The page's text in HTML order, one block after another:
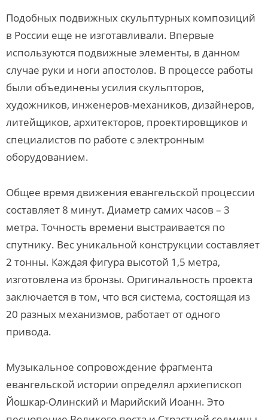
Подобных подвижных скульптурных композиций
в России еще не изготавливали. Впервые
используются подвижные элементы, в данном
случае руки и ноги апостолов. В процессе работы
были объединены усилия скульпторов,
художников, инженеров-механиков, дизайнеров,
литейщиков, архитекторов, проектировщиков и
специалистов по работе с электронным
оборудованием.
Общее время движения евангельской процессии
составляет 8 минут. Диаметр самих часов – 3
метра. Точность времени выстраивается по
спутнику. Вес уникальной конструкции составляет
2 тонны. Каждая фигура высотой 1,5 метра,
изготовлена из бронзы. Оригинальность проекта
заключается в том, что вся система, состоящая из
20 разных механизмов, работает от одного
привода.
Музыкальное сопровождение фрагмента
евангельской истории определял архиепископ
Йошкар-Олинский и Марийский Иоанн. Это